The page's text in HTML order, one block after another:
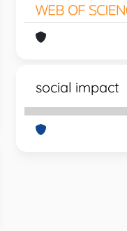
social impact